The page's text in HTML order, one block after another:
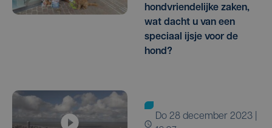
hondvriendelijke zaken,
wat dacht u van een
speciaal ijsje voor de
hond?
do 28 december 2023 |